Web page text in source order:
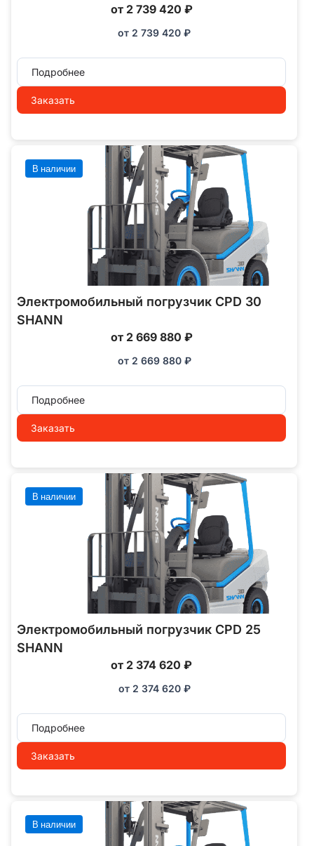
от 2 739 420 ₽
от 2 739 420 ₽
Подробнее
Заказать
В наличии
Электромобильный погрузчик CPD 30
SHANN
от 2 669 880 ₽
от 2 669 880 ₽
Подробнее
Заказать
В наличии
Электромобильный погрузчик CPD 25
SHANN
от 2 374 620 ₽
от 2 374 620 ₽
Подробнее
Заказать
В наличии